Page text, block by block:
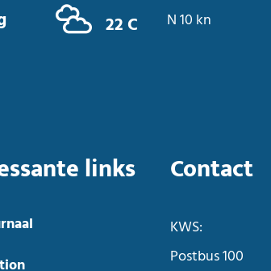
22 C N 10 kn
links Contact
KWS:
Postbus 100